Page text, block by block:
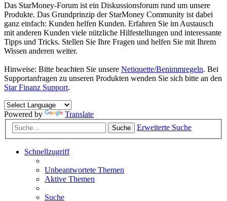
Das StarMoney-Forum ist ein Diskussionsforum rund um unsere
Produkte. Das Grundprinzip der StarMoney Community ist dabei
ganz einfach: Kunden helfen Kunden. Erfahren Sie im Austausch
mit anderen Kunden viele nützliche Hilfestellungen und interessante
Tipps und Tricks. Stellen Sie Ihre Fragen und helfen Sie mit Ihrem
Wissen anderen weiter.
Hinweise: Bitte beachten Sie unsere Netiquette/Benimmregeln. Bei
Supportanfragen zu unseren Produkten wenden Sie sich bitte an den
Star Finanz Support.
Powered by Translate
Suche Erweiterte Suche
Schnellzugriff
Unbeantwortete Themen
Aktive Themen
Suche